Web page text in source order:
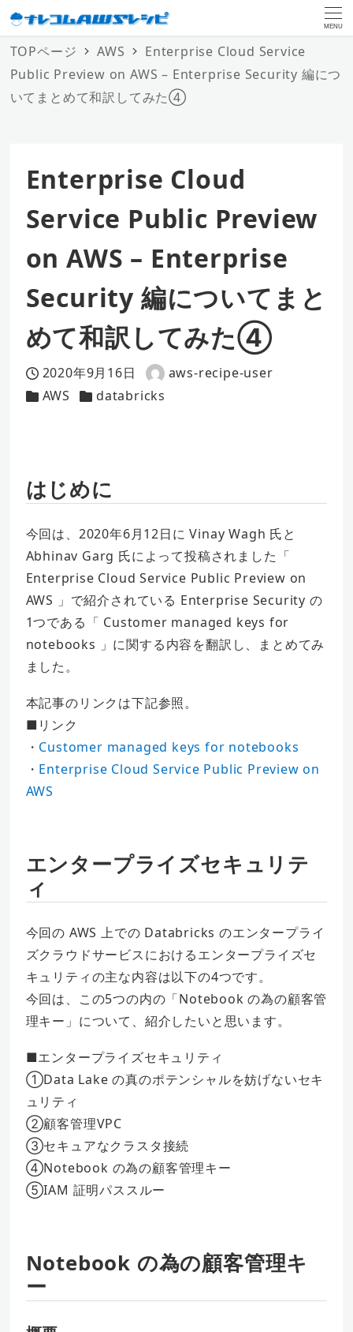
MENU
TOPページ AWS
Enterprise Cloud Service
Public Preview on AWS – Enterprise Security 編につ
いてまとめて和訳してみた④
Enterprise Cloud
Service Public Preview
on AWS – Enterprise
Security 編についてまと
めて和訳してみた④
投稿日
2020年9月16日
著
者
aws-recipe-user
カテゴリー
AWS
カテゴリー
databricks
はじめに
今回は、2020年6月12日に Vinay Wagh 氏と
Abhinav Garg 氏によって投稿されました「
Enterprise Cloud Service Public Preview on
AWS 」で紹介されている Enterprise Security の
1つである「 Customer managed keys for
notebooks 」に関する内容を翻訳し、まとめてみ
ました。
本記事のリンクは下記参照。
■リンク
・ Customer managed keys for notebooks
・ Enterprise Cloud Service Public Preview on
AWS
エンタープライズセキュリテ
ィ
今回の AWS 上での Databricks のエンタープライ
ズクラウドサービスにおけるエンタープライズセ
キュリティの主な内容は以下の4つです。
今回は、この5つの内の「Notebook の為の顧客管
理キー」について、紹介したいと思います。
■エンタープライズセキュリティ
①Data Lake の真のポテンシャルを妨げないセキ
ュリティ
②顧客管理VPC
③セキュアなクラスタ接続
④Notebook の為の顧客管理キー
⑤IAM 証明パススルー
Notebook の為の顧客管理キ
ー